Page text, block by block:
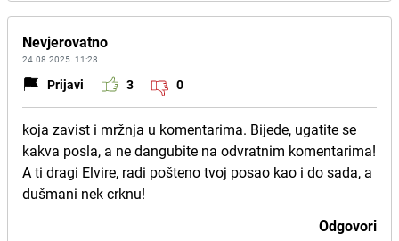
Nevjerovatno
24.08.2025. 11:28
Prijavi 3 0
koja zavist i mržnja u komentarima. Bijede, ugatite se
kakva posla, a ne dangubite na odvratnim komentarima!
A ti dragi Elvire, radi pošteno tvoj posao kao i do sada, a
dušmani nek crknu!
Odgovori